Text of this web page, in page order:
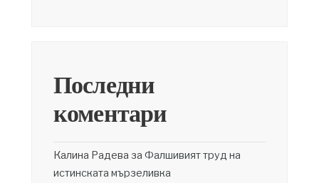
Последни
коментари
Калина Радева за Фалшивият труд на
истинската мързеливка